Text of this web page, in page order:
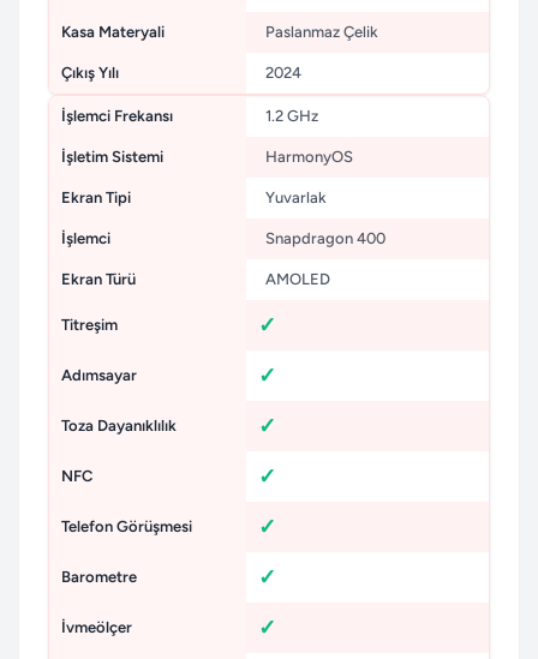
Kasa Materyali Paslanmaz Çelik
Çıkış Yılı 2024
İşlemci Frekansı 1.2 GHz
İşletim Sistemi HarmonyOS
Ekran Tipi Yuvarlak
İşlemci Snapdragon 400
Ekran Türü AMOLED
Titreşim
Adımsayar
Toza Dayanıklılık
NFC
Telefon Görüşmesi
Barometre
İvmeölçer